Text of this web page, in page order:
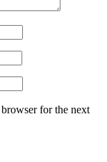
for the next